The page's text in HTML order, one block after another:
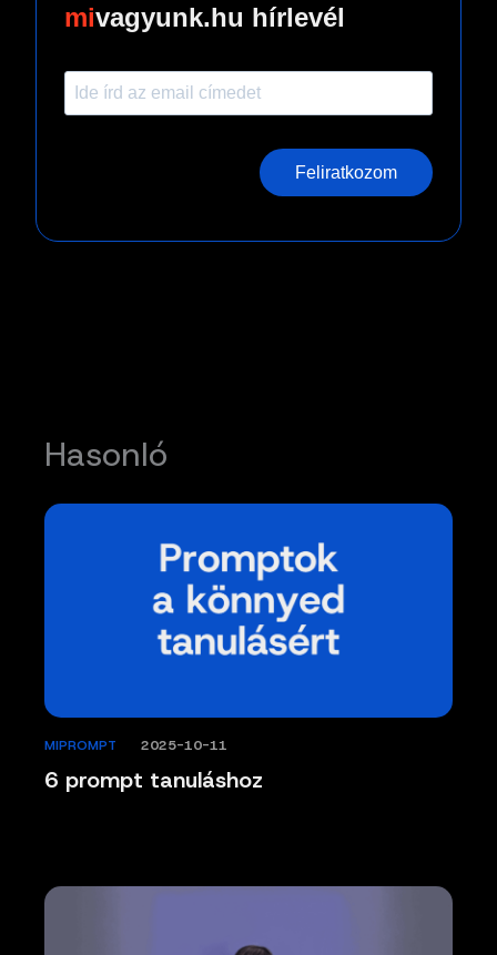
vagyunk.hu hírlevél
Feliratkozom
Hasonló
6 prompt tanuláshoz
MIPROMPT 2025-10-11